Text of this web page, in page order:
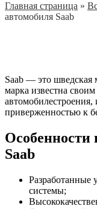
Главная страница »
автомобиля Saab
Saab — это шведская
марка известна
приверженностью к
Особенности
Saab
Разработанные
системы;